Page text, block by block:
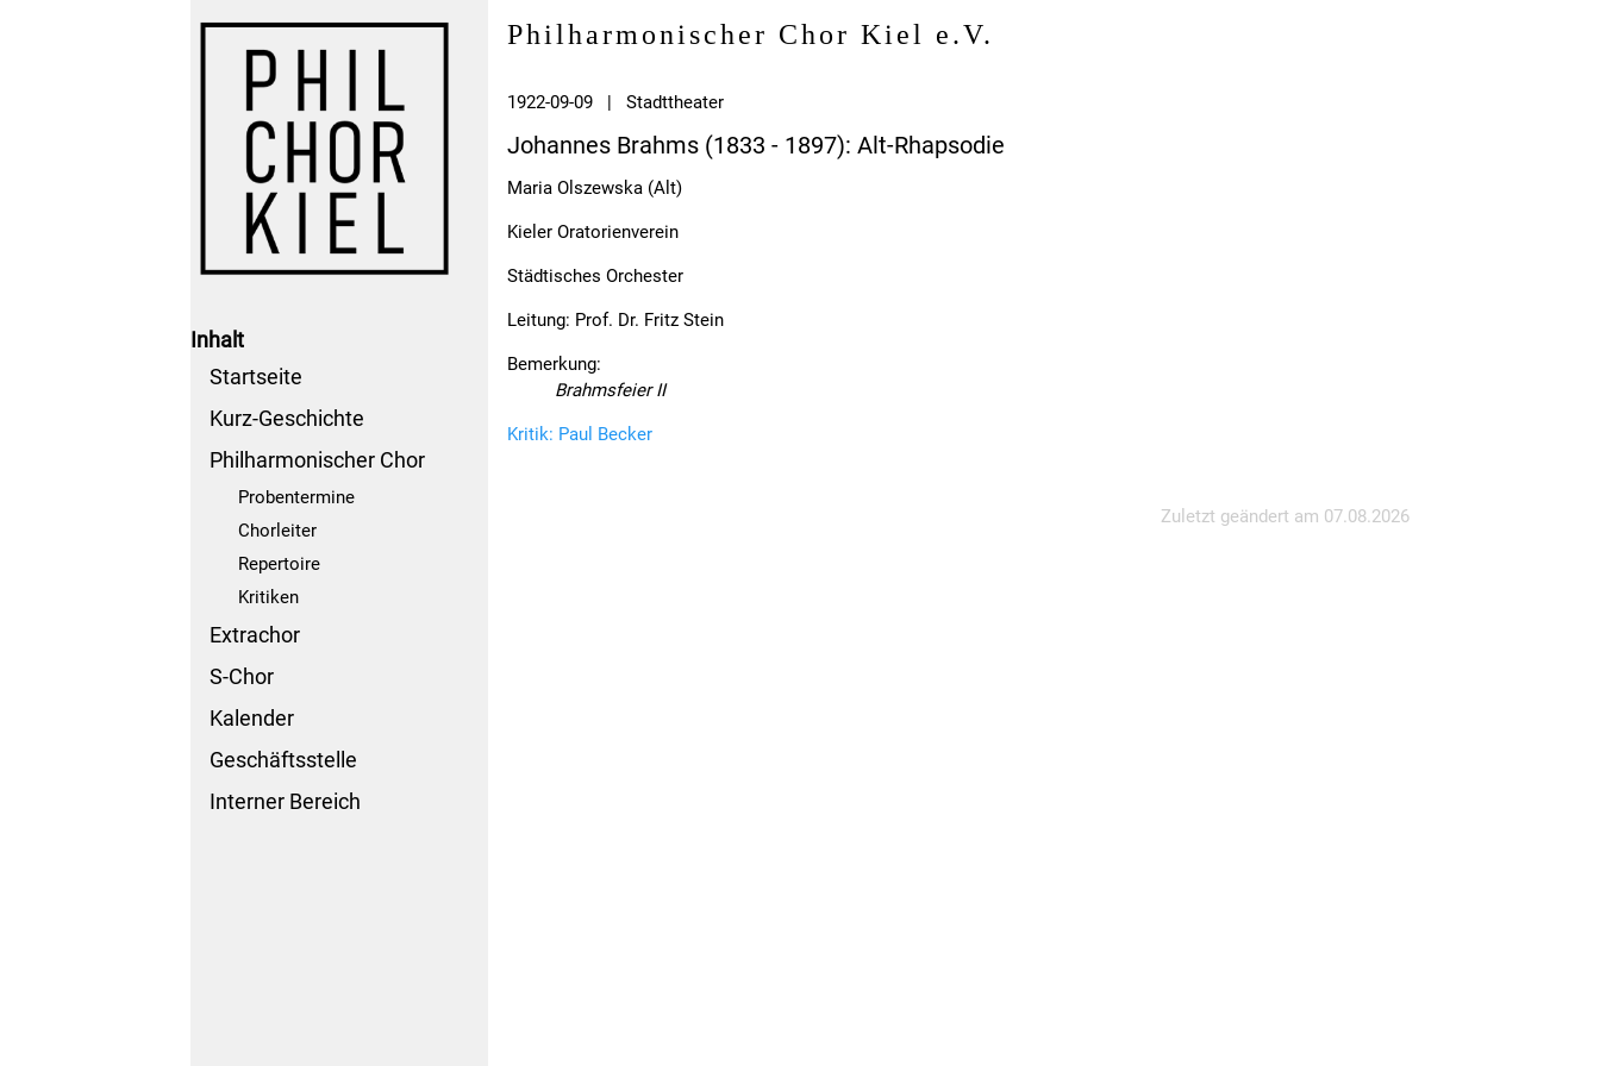
Inhalt
Startseite
Kurz-Geschichte
Philharmonischer Chor
Probentermine
Chorleiter
Repertoire
Kritiken
Extrachor
S-Chor
Kalender
Geschäftsstelle
Interner Bereich
Philharmonischer Chor Kiel e.V.
1922-09-09 | Stadttheater
Johannes Brahms (1833 - 1897): Alt-Rhapsodie
Maria Olszewska (Alt)
Kieler Oratorienverein
Städtisches Orchester
Leitung: Prof. Dr. Fritz Stein
Bemerkung:
Brahmsfeier II
Kritik: Paul Becker
Zuletzt geändert am 07.08.2026